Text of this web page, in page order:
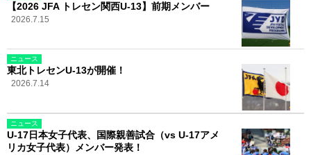
【2026 JFA トレセン関西U-13】前期メンバー
2026.7.15
ニュース
東北トレセンU-13が開催！
2026.7.14
ニュース
U-17日本女子代表、国際親善試合（vs U-17アメ
リカ女子代表）メンバー発表！